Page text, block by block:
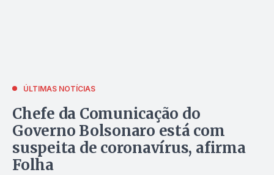
ÚLTIMAS NOTÍCIAS
Chefe da Comunicação do
Governo Bolsonaro está com
suspeita de coronavírus, afirma
Folha